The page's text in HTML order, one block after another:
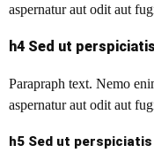
aspernatur aut odit aut
h4 Sed ut
Parapraph text. Nemo
aspernatur aut odit aut
h5 Sed ut perspiciatis